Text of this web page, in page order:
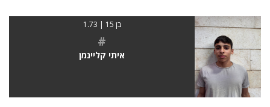
בן 15 | 1.73
#
איתי קליינמן